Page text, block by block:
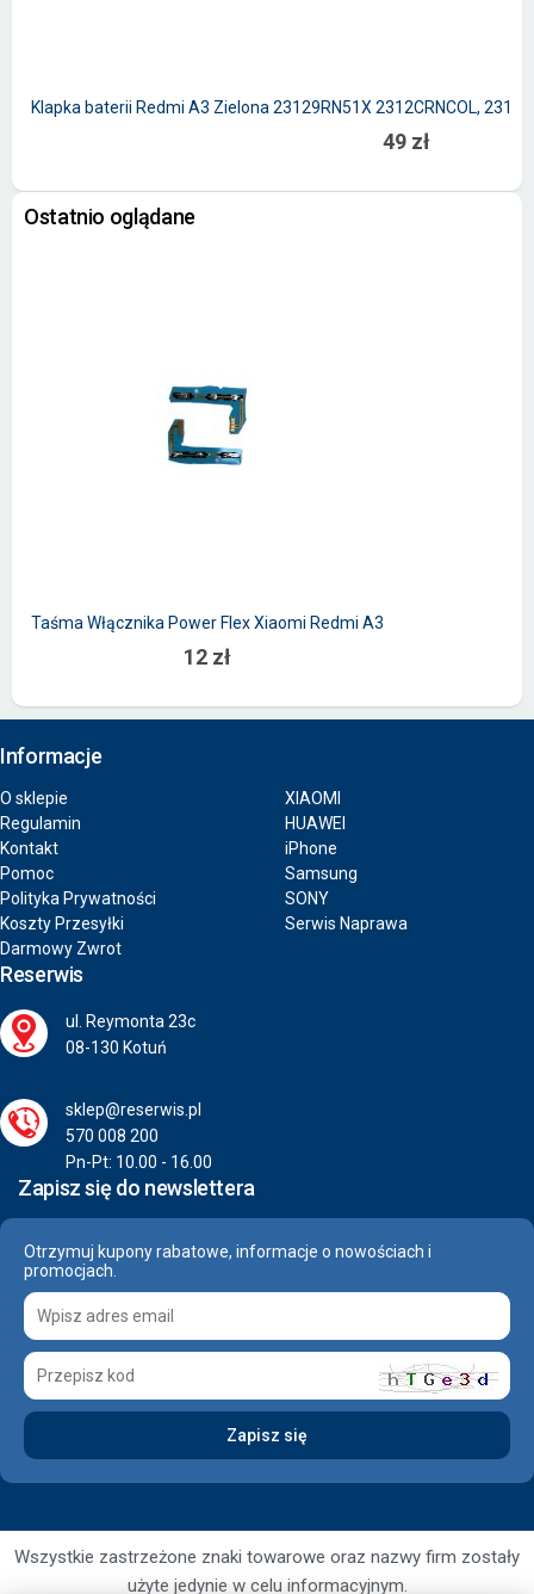
Klapka baterii Redmi A3 Zielona 23129RN51X 2312CRNCOL,
49 zł
Ostatnio oglądane
Taśma Włącznika Power Flex Xiaomi Redmi A3
12 zł
Informacje
O sklepie
Regulamin
Kontakt
Pomoc
Polityka Prywatności
Koszty Przesyłki
Darmowy Zwrot
XIAOMI
HUAWEI
iPhone
Samsung
SONY
Serwis Naprawa
Reserwis
ul. Reymonta 23c
08-130 Kotuń
sklep@reserwis.pl
570 008 200
Pn-Pt: 10.00 - 16.00
Zapisz się do newslettera
Otrzymuj kupony rabatowe, informacje o nowościach i
promocjach.
Wszystkie zastrzeżone znaki towarowe oraz nazwy firm zostały
użyte jedynie w celu informacyjnym.